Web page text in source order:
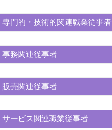
専門的・技術的関連職業従事者
事務関連従事者
販売関連従事者
サービス関連職業従事者